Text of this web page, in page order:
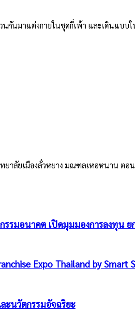
มาแต่งกายในชุดกี่เพ้า และเดินแบบใ
าลัยเมืองลั่วหยาง มณฑลเหอหนาน ตอ
รรมอนาคต เปิดมุมมองการลงทุน
Expo Thailand by Smart
ะนวัตกรรมอัจฉริยะ